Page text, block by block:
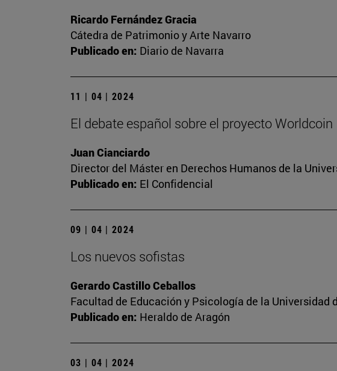
Ricardo Fernández Gracia
Cátedra de Patrimonio y Arte Navarro
Publicado en: Diario de Navarra
11 | 04 | 2024
El debate español sobre el proyecto Worldcoin
Juan Cianciardo
Director del Máster en Derechos Humanos de la
Publicado en: El Confidencial
09 | 04 | 2024
Los nuevos sofistas
Gerardo Castillo Ceballos
Facultad de Educación y Psicología de la Universidad
Publicado en: Heraldo de Aragón
03 | 04 | 2024